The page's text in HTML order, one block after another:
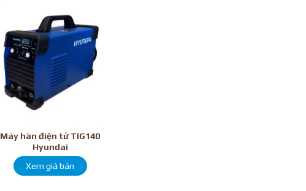
Máy hàn điện tử TIG140
Hyundai
Xem giá bán